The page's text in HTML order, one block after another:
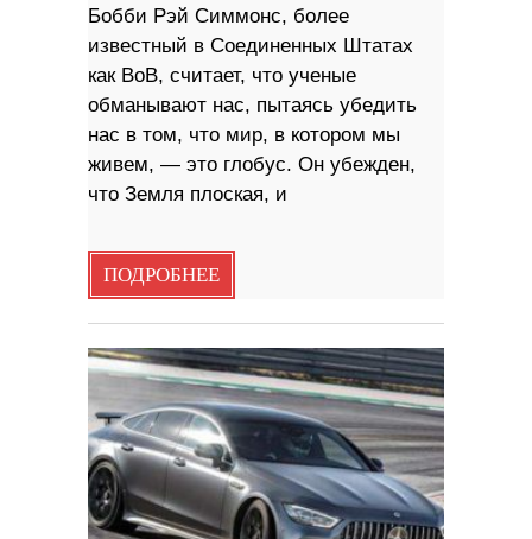
Бобби Рэй Симмонс, более
известный в Соединенных Штатах
как BoB, считает, что ученые
обманывают нас, пытаясь убедить
нас в том, что мир, в котором мы
живем, — это глобус. Он убежден,
что Земля плоская, и
ПОДРОБНЕЕ